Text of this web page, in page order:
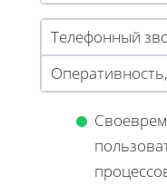
Телефонный